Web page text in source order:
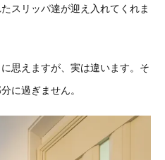
スリッパ達が迎え入れてくれま
思えますが、実は違います。そ
に過ぎません。